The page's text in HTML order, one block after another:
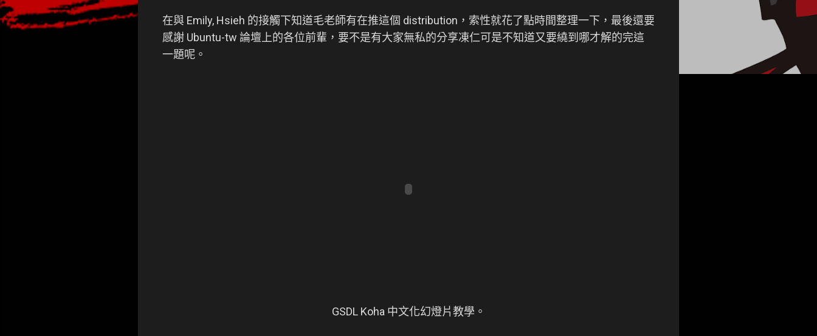
在與 Emily, Hsieh 的接觸下知道毛老師有在推這個 distribution，索性就花了點時間整理一下，最後還要
感謝 Ubuntu-tw 論壇上的各位前輩，要不是有大家無私的分享凍仁可是不知道又要繞到哪才解的完這
一題呢。
GSDL Koha 中文化幻燈片教學。